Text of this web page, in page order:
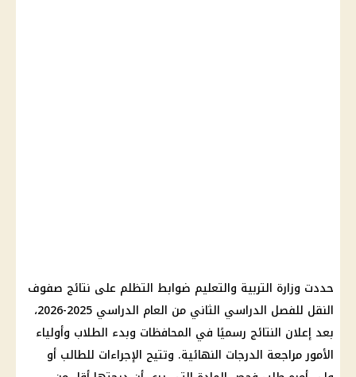
حددت وزارة التربية والتعليم ضوابط التظلم على نتائج صفوف
النقل للفصل الدراسي الثاني من العام الدراسي 2025-2026،
بعد إعلان النتائج رسميًا في المحافظات وبدء الطلاب وأولياء
الأمور مراجعة الدرجات النهائية. وتتيح الإجراءات للطالب أو